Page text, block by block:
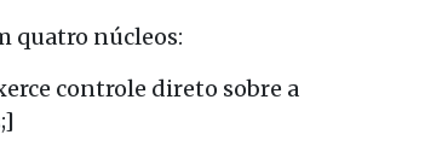
quatro núcleos:
controle direto sobre a